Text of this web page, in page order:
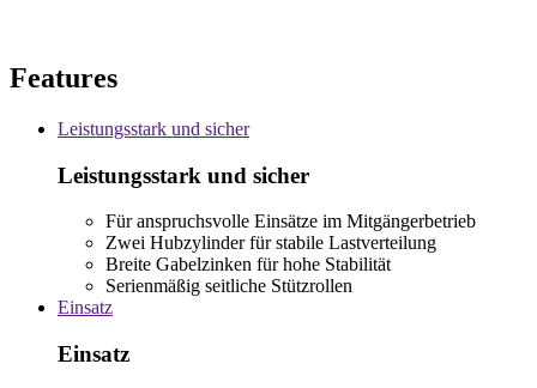
Features
Leistungsstark und sicher
Leistungsstark und sicher
Für anspruchsvolle Einsätze im Mitgängerbetrieb
Zwei Hubzylinder für stabile Lastverteilung
Breite Gabelzinken für hohe Stabilität
Serienmäßig seitliche Stützrollen
Einsatz
Einsatz